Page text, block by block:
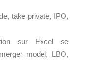
take private, IPO,
sur Excel se
model, LBO,